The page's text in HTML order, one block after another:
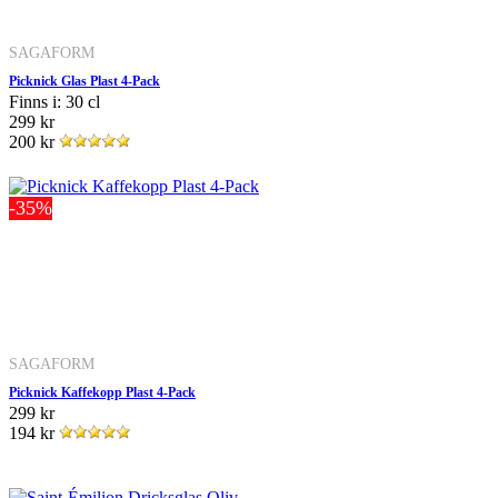
SAGAFORM
Picknick Glas Plast 4-Pack
Finns i: 30 cl
299 kr
200 kr
-35%
SAGAFORM
Picknick Kaffekopp Plast 4-Pack
299 kr
194 kr